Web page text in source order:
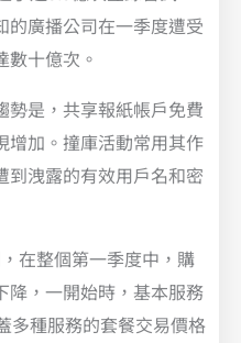
的廣播公司在一季度遭受
十億次。
勢是，共享報紙帳戶免費
增加。撞庫活動常用其作
到洩露的有效用戶名和密
在整個第一季度中，購
降，一開始時，基本服務
多種服務的套餐交易價格